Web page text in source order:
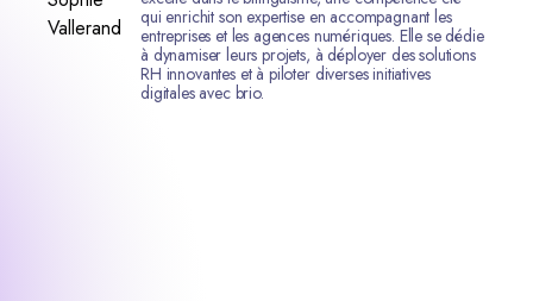
qui enrichit son expertise en accompagnant les
entreprises et les agences numériques. Elle se dédie
à dynamiser leurs projets, à déployer des solutions
RH innovantes et à piloter diverses initiatives
digitales avec brio.